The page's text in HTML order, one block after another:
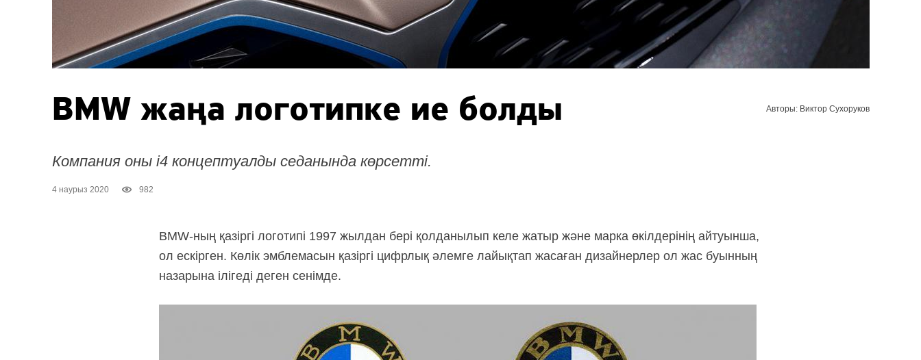
BMW жаңа логотипке ие болды
Компания оны i4 концептуалды седанында көрсетті.
4 наурыз 2020 982
Авторы: Виктор Сухоруков
BMW-ның қазіргі логотипі 1997 жылдан бері қолданылып келе жатыр және марка өкілдерінің айтуынша,
ол ескірген. Көлік эмблемасын қазіргі цифрлық әлемге лайықтап жасаған дизайнерлер ол жас буынның
назарына ілігеді деген сенімде.